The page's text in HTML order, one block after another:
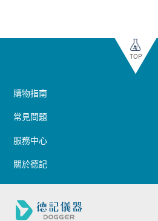
TOP
購物指南
常見問題
服務中心
關於德記